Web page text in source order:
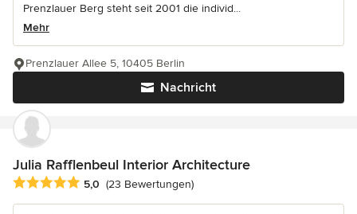
Prenzlauer Berg steht seit 2001 die individ...
Mehr
Nachricht
Prenzlauer Allee 5, 10405 Berlin
Julia Rafflenbeul Interior Architecture
Durchschnittliche Bewertung: 5 von 5 Sternen
5,0 (23 Bewertungen)